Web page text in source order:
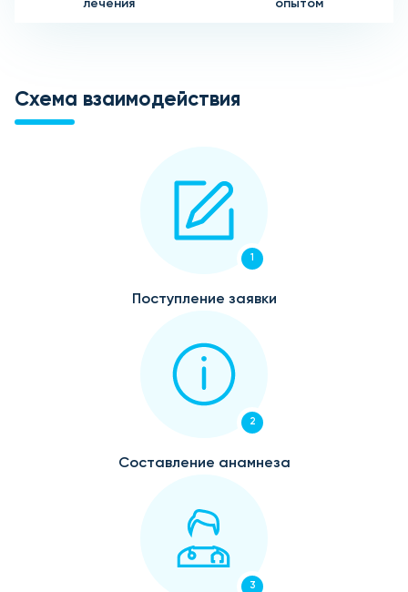
лечения опытом
Схема взаимодействия
1
Поступление заявки
2
Составление анамнеза
3